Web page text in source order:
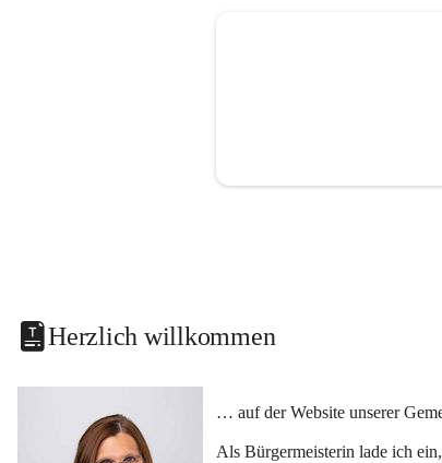
Herzlich willkommen
… auf der Website unserer
Als Bürgermeisterin lade ich